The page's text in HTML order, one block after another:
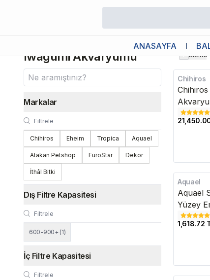
ANASAYFA
Iwagumi Akvaryumu
Markalar
Chihiros Eheim Tropica Aquael
Atakan Petshop EuroStar Dekor
İthâl Bitki
Dış Filtre Kapasitesi
600-900+ (1)
İç Filtre Kapasitesi
Stokta
Kargo
Chihiros
Kargo
Aquael
Aquael
Yüzey
1,618.72